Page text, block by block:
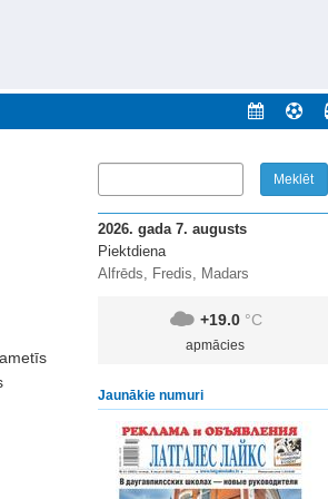
Augšdaugavas novadu un apkārtējos novadus un pilsētas.
2026. gada 7. augusts
Piektdiena
Alfrēds, Fredis, Madars
+19.0 °C
apmācies
Jaunākie numuri